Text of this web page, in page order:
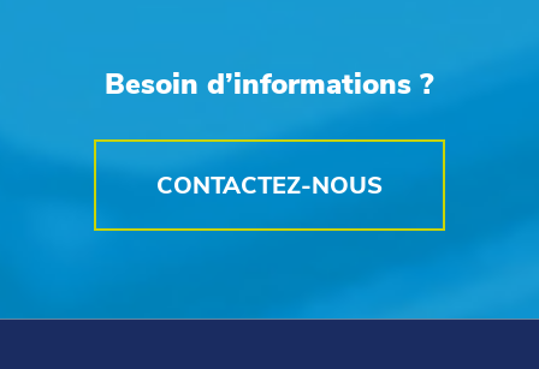
Besoin d’informations ?
CONTACTEZ-NOUS